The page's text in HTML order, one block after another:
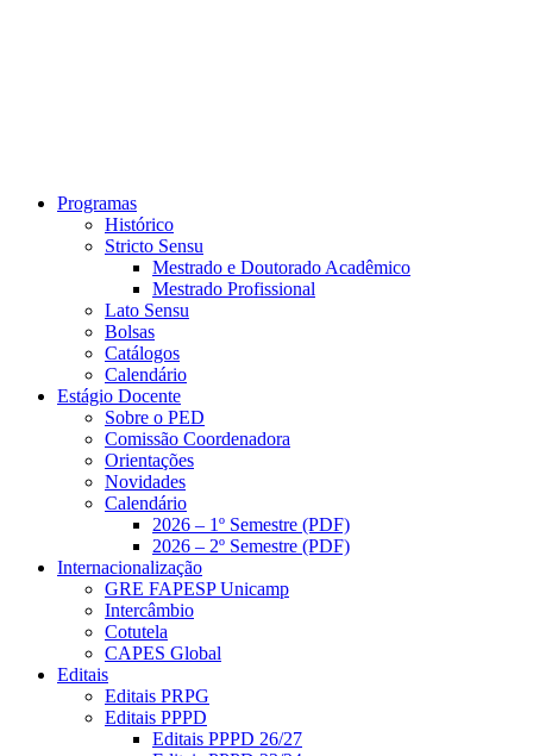
Programas
Histórico
Stricto Sensu
Mestrado e Doutorado Acadêmico
Mestrado Profissional
Lato Sensu
Bolsas
Catálogos
Calendário
Estágio Docente
Sobre o PED
Comissão Coordenadora
Orientações
Novidades
Calendário
2026 – 1º Semestre (PDF)
2026 – 2º Semestre (PDF)
Internacionalização
GRE FAPESP Unicamp
Intercâmbio
Cotutela
CAPES Global
Editais
Editais PRPG
Editais PPPD
Editais PPPD 26/27